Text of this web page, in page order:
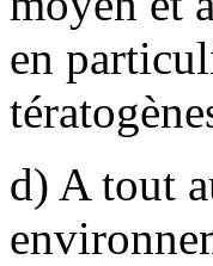
en
d) A tout